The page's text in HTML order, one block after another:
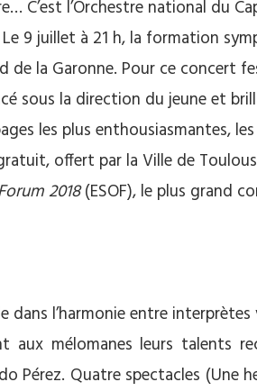
C’est l’Orchestre national du
9 juillet à 21 h, la formation
de la Garonne. Pour ce concert
sous la direction du jeune et
les plus enthousiasmantes,
offert par la Ville de
2018(ESOF), le plus grand
dans l’harmonie entre
aux mélomanes leurs talents
Pérez. Quatre spectacles (Une